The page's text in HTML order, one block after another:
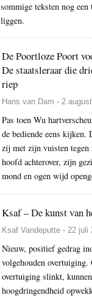
sommige teksten nog
liggen.
De Poortloze Poort
De staatsleraar die
riep
Hans van Dam - 2
Pas toen Wu
de bediende eens kijken.
zij met zijn vuisten
hoofd achterover, zijn
mond en ogen wijd
Ksaf – De kunst van
Ksaf Vandeputte - 22 juli
Nieuw, positief gedrag
volgehouden overtuiging.
overtuiging slinkt,
hoogdringendheid